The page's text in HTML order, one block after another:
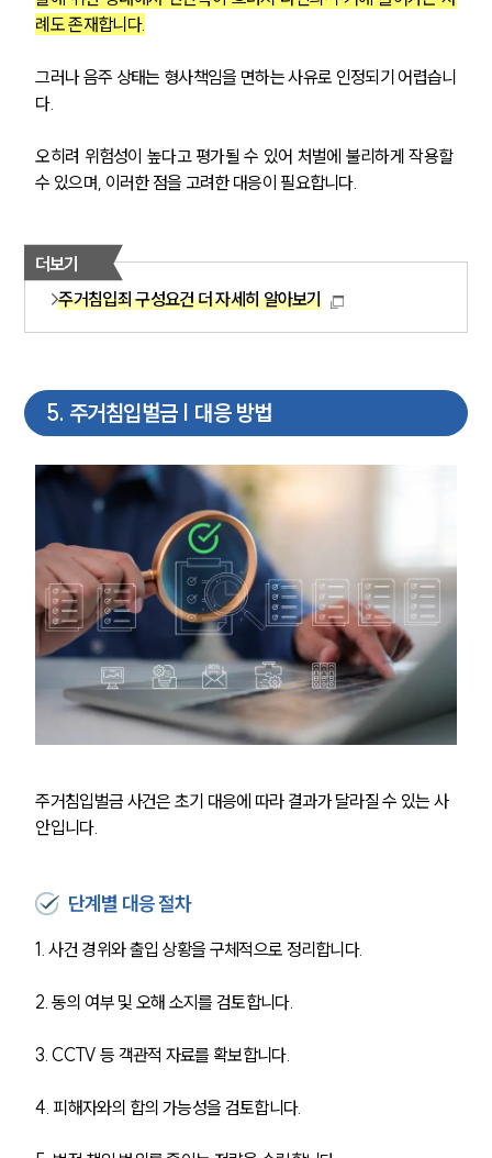
그룹소개
그룹소개
대륜의 강점
오시는 길
글로벌 파트너 로펌
통합검색
AI대륜
사례분석/최신동향
법률지식인
형사소송·상담후기
례도 존재합니다.
그러나 음주 상태는 형사책임을 면하는 사유로 인정되기 어렵습니
다.
오히려 위험성이 높다고 평가될 수 있어 처벌에 불리하게 작용할
수 있으며, 이러한 점을 고려한 대응이 필요합니다.
더보기
주거침입죄 구성요건 더 자세히 알아보기
5. 주거침입벌금 | 대응 방법
주거침입벌금 사건은 초기 대응에 따라 결과가 달라질 수 있는 사
안입니다.
단계별 대응 절차
1. 사건 경위와 출입 상황을 구체적으로 정리합니다.
2. 동의 여부 및 오해 소지를 검토합니다.
3. CCTV 등 객관적 자료를 확보합니다.
4. 피해자와의 합의 가능성을 검토합니다.